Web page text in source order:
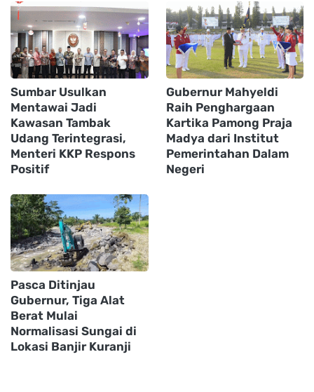
Sumbar Usulkan
Mentawai Jadi
Kawasan Tambak
Udang Terintegrasi,
Menteri KKP Respons
Positif
Gubernur Mahyeldi
Raih Penghargaan
Kartika Pamong Praja
Madya dari Institut
Pemerintahan Dalam
Negeri
Pasca Ditinjau
Gubernur, Tiga Alat
Berat Mulai
Normalisasi Sungai di
Lokasi Banjir Kuranji